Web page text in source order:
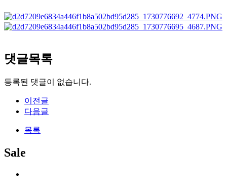
댓글목록
등록된 댓글이 없습니다.
이전글
다음글
목록
Sale